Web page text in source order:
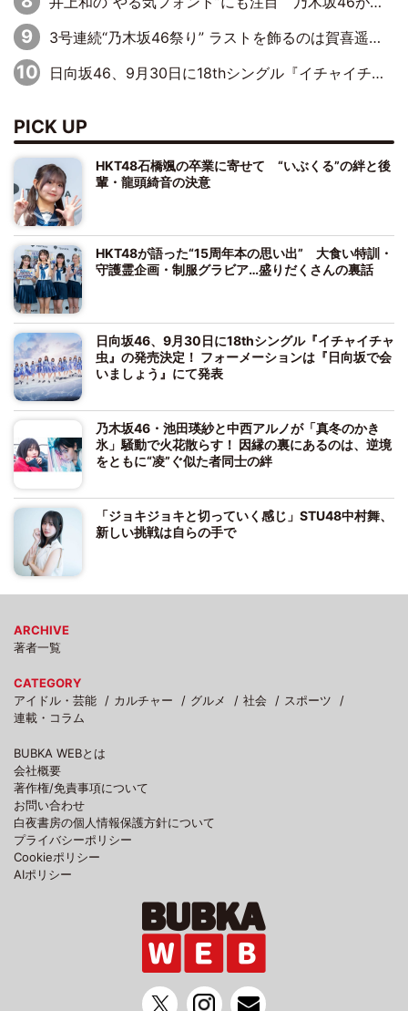
3号連続“乃木坂46祭り” ラストを飾るのは賀喜遥香…5年ぶりの登場に「5年分大人になった私を見ていただけたら」
日向坂46、9月30日に18thシングル『イチャイチャ虫』の発売決定！ フォーメーションは『日向坂で会いましょう』にて発表
PICK UP
HKT48石橋颯の卒業に寄せて “いぶくる”の絆と後
輩・龍頭綺音の決意
HKT48が語った“15周年本の思い出” 大食い特訓・
守護霊企画・制服グラビア…盛りだくさんの裏話
日向坂46、9月30日に18thシングル『イチャイチャ
虫』の発売決定！ フォーメーションは『日向坂で会
いましょう』にて発表
乃木坂46・池田瑛紗と中西アルノが「真冬のかき
氷」騒動で火花散らす！ 因縁の裏にあるのは、逆境
をともに“凌”ぐ似た者同士の絆
「ジョキジョキと切っていく感じ」STU48中村舞、
新しい挑戦は自らの手で
ARCHIVE
著者一覧
CATEGORY
アイドル・芸能
カルチャー グルメ 社会
スポーツ
連載・コラム
BUBKA WEBとは
会社概要
著作権/免責事項について
お問い合わせ
白夜書房の個人情報保護方針について
プライバシーポリシー
Cookieポリシー
AIポリシー